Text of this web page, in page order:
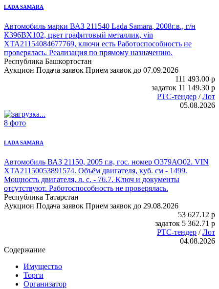
LADA SAMARA
Автомобиль марки ВАЗ 211540 Lada Samara, 2008г.в., г/н
К396ВХ102, цвет графитовый металлик, vin
XTA21154084677769, ключи есть Работоспособность не
проверялась. Реализация по прямому назначению.
Республика Башкортостан
Аукцион Подача заявок Прием заявок до 07.09.2026
111 493.00 p
задаток 11 149.30 p
РТС-тендер /Лот
05.08.2026
8 фото
LADA SAMARA
Автомобиль ВАЗ 21150, 2005 г.в, гос. номер О379АО02. VIN
XTA21150053891574. Объём двигателя, куб. см - 1499.
Мощность двигателя, л. с. - 76.7. Ключ и документы
отсутствуют. Работоспособность не проверялась.
Республика Татарстан
Аукцион Подача заявок Прием заявок до 29.08.2026
53 627.12 p
задаток 5 362.71 p
РТС-тендер /Лот
04.08.2026
Содержание
Имущество
Торги
Организатор